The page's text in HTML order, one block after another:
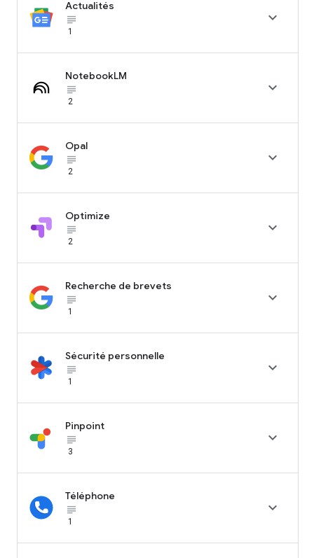
Actualités
subject_black
1

NotebookLM
subject_black
2

Opal
subject_black
2

Optimize
subject_black
2

Recherche de brevets
subject_black
1

Sécurité personnelle
subject_black
1

Pinpoint
subject_black
3

Téléphone
subject_black
1
